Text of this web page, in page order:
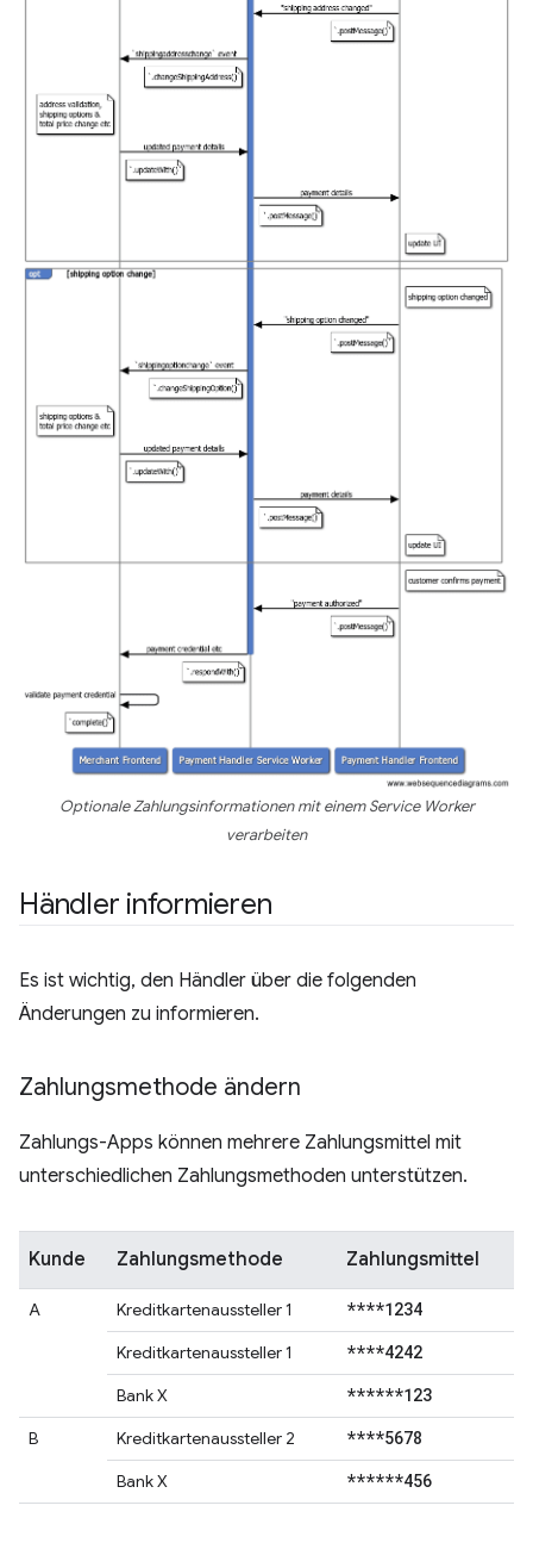
Optionale Zahlungsinformationen mit einem Service Worker
verarbeiten
Händler informieren
Es ist wichtig, den Händler über die folgenden
Änderungen zu informieren.
Zahlungsmethode ändern
Zahlungs-Apps können mehrere Zahlungsmittel mit
unterschiedlichen Zahlungsmethoden unterstützen.
Kunde Zahlungsmethode Zahlungsmittel
A Kreditkartenaussteller 1 ****1234
Kreditkartenaussteller 1 ****4242
Bank X ******123
B Kreditkartenaussteller 2 ****5678
Bank X ******456